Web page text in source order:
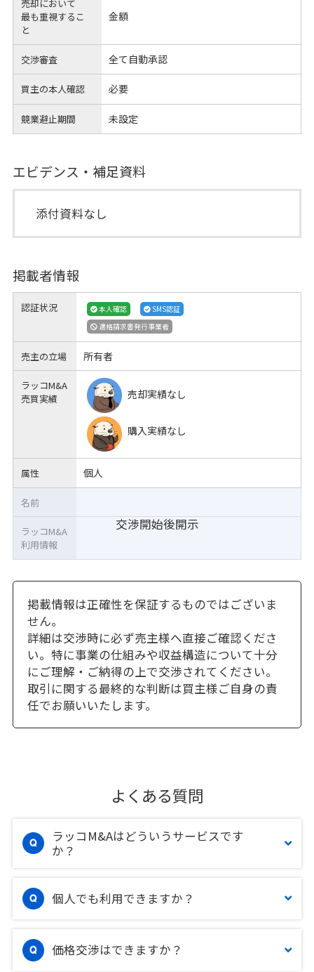
売却において
最も重視するこ
と
金額
交渉審査 全て自動承認
買主の本人確認 必要
競業避止期間 未設定
エビデンス・補足資料
添付資料なし
掲載者情報
認証状況 本人確認
SMS認証
適格請求書発行事業者
売主の立場 所有者
ラッコM&A
売買実績
売却実績なし
購入実績なし
属性 個人
交渉開始後開示
名前
ラッコM&A
利用情報
掲載情報は正確性を保証するものではございま
せん。
詳細は交渉時に必ず売主様へ直接ご確認くださ
い。特に事業の仕組みや収益構造について十分
にご理解・ご納得の上で交渉されてください。
取引に関する最終的な判断は買主様ご自身の責
任でお願いいたします。
よくある質問
ラッコM&Aはどういうサービスです
か？
個人でも利用できますか？
価格交渉はできますか？